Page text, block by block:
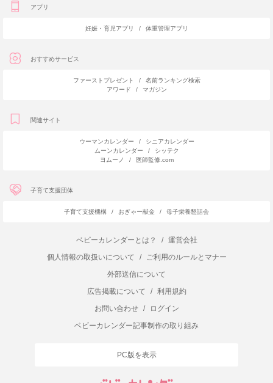
アプリ
妊娠・育児アプリ / 体重管理アプリ
おすすめサービス
ファーストプレゼント /
名前ランキング検索
アワード
/ マガジン
関連サイト
ウーマンカレンダー /
シニアカレンダー
ムーンカレンダー
/
シッテク
ヨムーノ
/ 医師監修.com
子育て支援団体
子育て支援機構 / おぎゃー献金 / 母子栄養懇話会
ベビーカレンダーとは？ /
運営会社
個人情報の取扱いについて
/
ご利用のルールとマナー
外部送信について
広告掲載について
/
利用規約
お問い合わせ
/
ログイン
ベビーカレンダー記事制作の取り組み
PC版を表示